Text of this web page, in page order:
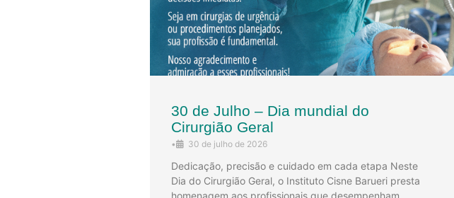
30 de Julho – Dia mundial do
Cirurgião Geral
• 30 de julho de 2026
Dedicação, precisão e cuidado em cada etapa Neste
Dia do Cirurgião Geral, o Instituto Cisne Barueri presta